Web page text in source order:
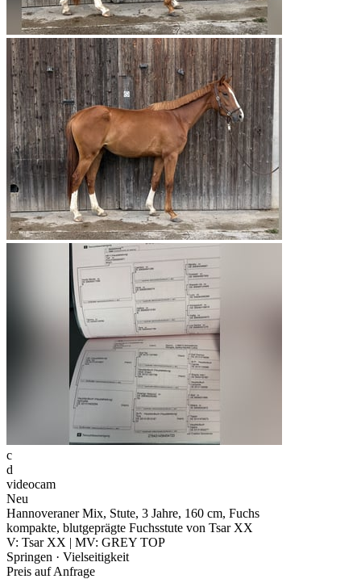
c
d
videocam
Neu
Hannoveraner Mix, Stute, 3 Jahre, 160 cm, Fuchs
kompakte, blutgeprägte Fuchsstute von Tsar XX
V: Tsar XX | MV: GREY TOP
Springen · Vielseitigkeit
Preis auf Anfrage